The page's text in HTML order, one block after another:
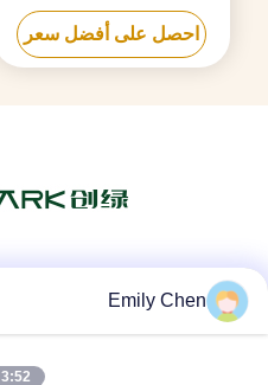
احصل على أفضل سعر
Emily Chen
3:52 AM